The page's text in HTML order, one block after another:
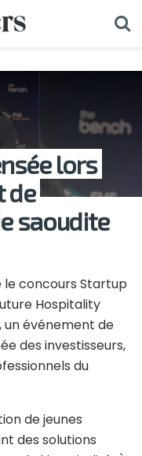
lors
de
saoudite
concours Startup
Hospitality
un événement de
des investisseurs,
du
de jeunes
des solutions